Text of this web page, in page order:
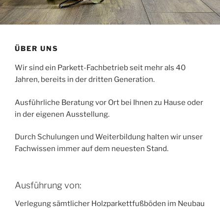
ÜBER UNS
Wir sind ein Parkett-Fachbetrieb seit mehr als 40
Jahren, bereits in der dritten Generation.
Ausführliche Beratung vor Ort bei Ihnen zu Hause oder
in der eigenen Ausstellung.
Durch Schulungen und Weiterbildung halten wir unser
Fachwissen immer auf dem neuesten Stand.
Ausführung von:
Verlegung sämtlicher Holzparkettfußböden im Neubau